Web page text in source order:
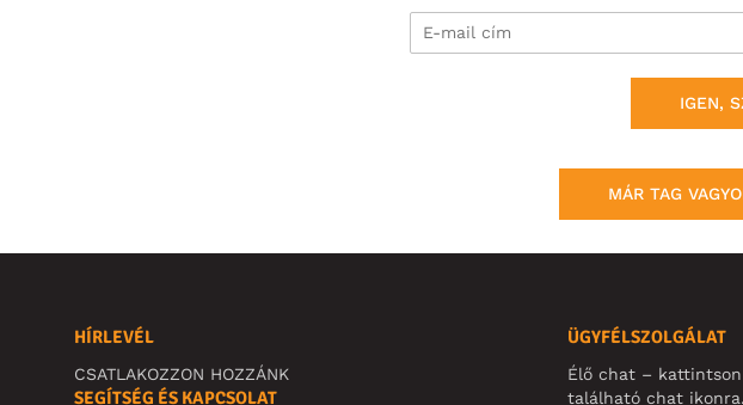
IGEN,
MÁR TAG
HÍRLEVÉL
CSATLAKOZZON HOZZÁNK
SEGÍTSÉG ÉS KAPCSOLAT
ÜGYFÉLSZOLGÁLAT
Élő chat –
található chat ikonra.